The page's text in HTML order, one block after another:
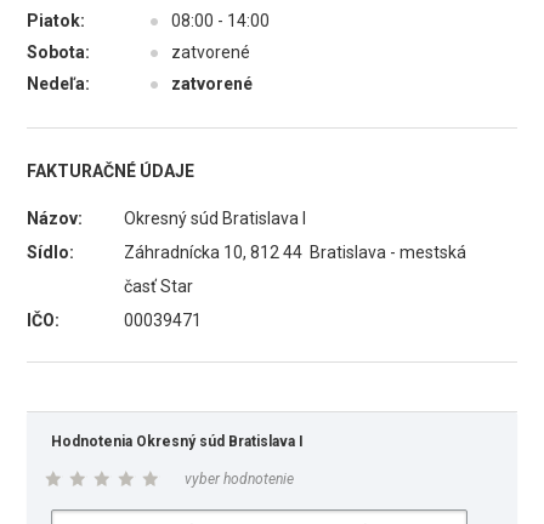
Piatok:
●
08:00 - 14:00
Sobota:
●
zatvorené
Nedeľa:
● zatvorené
FAKTURAČNÉ ÚDAJE
Názov:
Okresný súd Bratislava I
Sídlo:
Záhradnícka 10, 812 44 Bratislava - mestská
časť Star
IČO:
00039471
Hodnotenia Okresný súd Bratislava I
vyber hodnotenie